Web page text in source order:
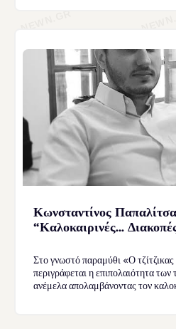
Κωνσταντίνος
“Καλοκαιρινές…
Στο γνωστό παραμύθι «Ο
περιγράφεται η επιπολαιότητα των
ανέμελα απολαμβάνοντας τον